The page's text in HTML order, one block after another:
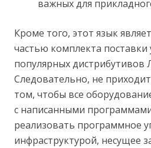
важных для
Кроме того, этот язык
частью комплекта
популярных дистрибутивов
Следовательно, не
том, чтобы все
с написанными
реализовать программное
инфраструктурой, несущее